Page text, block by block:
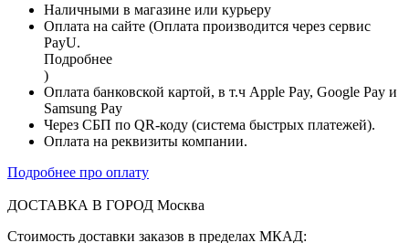
Наличными в магазине или курьеру
Оплата на сайте (Оплата производится через сервис
PayU.
Подробнее
)
Оплата банковской картой, в т.ч Apple Pay, Google Pay и
Samsung Pay
Через СБП по QR-коду (система быстрых платежей).
Оплата на реквизиты компании.
Подробнее про оплату
ДОСТАВКА В ГОРОД Москва
Стоимость доставки заказов в пределах МКАД: